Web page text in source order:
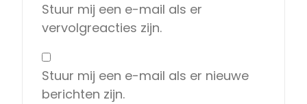
Stuur mij een e-mail als er
vervolgreacties zijn.
Stuur mij een e-mail als er nieuwe
berichten zijn.